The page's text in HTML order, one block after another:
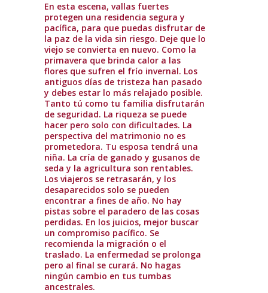
En esta escena, vallas fuertes
protegen una residencia segura y
pacífica, para que puedas disfrutar de
la paz de la vida sin riesgo. Deje que lo
viejo se convierta en nuevo. Como la
primavera que brinda calor a las
flores que sufren el frío invernal. Los
antiguos días de tristeza han pasado
y debes estar lo más relajado posible.
Tanto tú como tu familia disfrutarán
de seguridad. La riqueza se puede
hacer pero solo con dificultades. La
perspectiva del matrimonio no es
prometedora. Tu esposa tendrá una
niña. La cría de ganado y gusanos de
seda y la agricultura son rentables.
Los viajeros se retrasarán, y los
desaparecidos solo se pueden
encontrar a fines de año. No hay
pistas sobre el paradero de las cosas
perdidas. En los juicios, mejor buscar
un compromiso pacífico. Se
recomienda la migración o el
traslado. La enfermedad se prolonga
pero al final se curará. No hagas
ningún cambio en tus tumbas
ancestrales.